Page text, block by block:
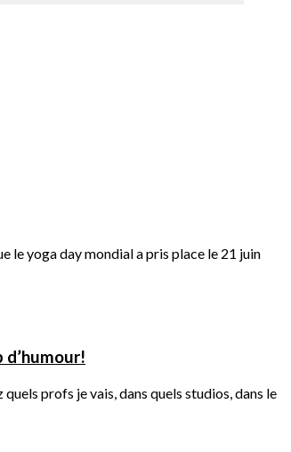
le yoga day mondial a pris place le 21 juin
d’humour!
profs je vais, dans quels studios, dans le